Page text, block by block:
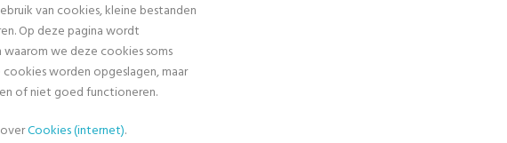
van cookies, kleine bestanden
Op deze pagina wordt
we deze cookies soms
worden opgeslagen, maar
of niet goed functioneren.
Cookies (internet).